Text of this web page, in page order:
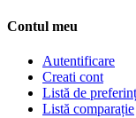
Contul meu
Autentificare
Creati cont
Listă de
Listă comparație